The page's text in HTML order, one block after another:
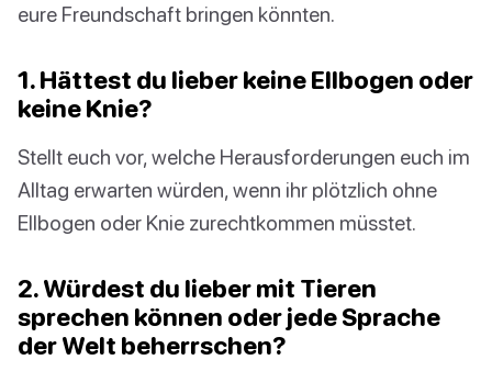
eure Freundschaft bringen könnten.
1. Hättest du lieber keine Ellbogen oder
keine Knie?
Stellt euch vor, welche Herausforderungen euch im
Alltag erwarten würden, wenn ihr plötzlich ohne
Ellbogen oder Knie zurechtkommen müsstet.
2. Würdest du lieber mit Tieren
sprechen können oder jede Sprache
der Welt beherrschen?